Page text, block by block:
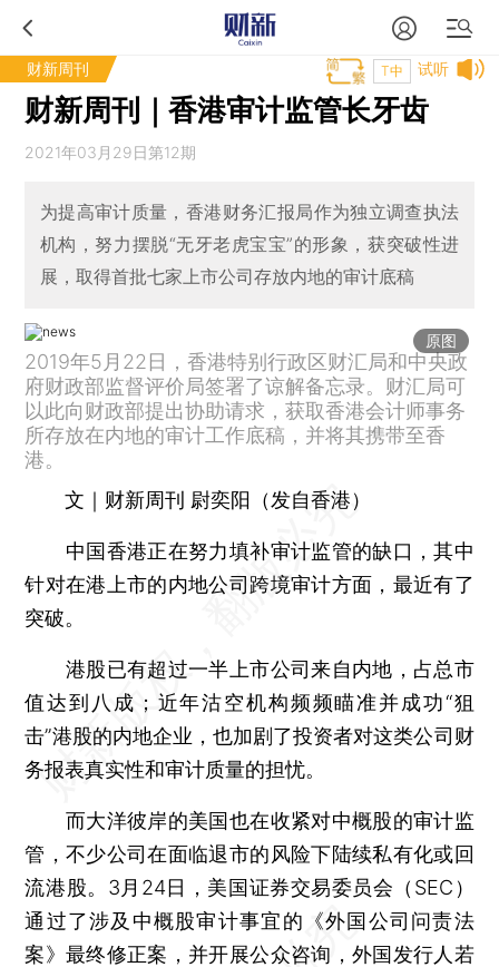
财新周刊 试听
T中
财新周刊｜香港审计监管长牙齿
2021年03月29日第12期
为提高审计质量，香港财务汇报局作为独立调查执法
机构，努力摆脱“无牙老虎宝宝”的形象，获突破性进
展，取得首批七家上市公司存放内地的审计底稿
原图
2019年5月22日，香港特别行政区财汇局和中央政
府财政部监督评价局签署了谅解备忘录。财汇局可
以此向财政部提出协助请求，获取香港会计师事务
所存放在内地的审计工作底稿，并将其携带至香
港。
文｜财新周刊 尉奕阳（发自香港）
中国香港正在努力填补审计监管的缺口，其中
针对在港上市的内地公司跨境审计方面，最近有了
突破。
港股已有超过一半上市公司来自内地，占总市
值达到八成；近年沽空机构频频瞄准并成功“狙
击”港股的内地企业，也加剧了投资者对这类公司财
务报表真实性和审计质量的担忧。
而大洋彼岸的美国也在收紧对中概股的审计监
管，不少公司在面临退市的风险下陆续私有化或回
流港股。3月24日，美国证券交易委员会（SEC）
通过了涉及中概股审计事宜的《外国公司问责法
案》最终修正案，并开展公众咨询，外国发行人若